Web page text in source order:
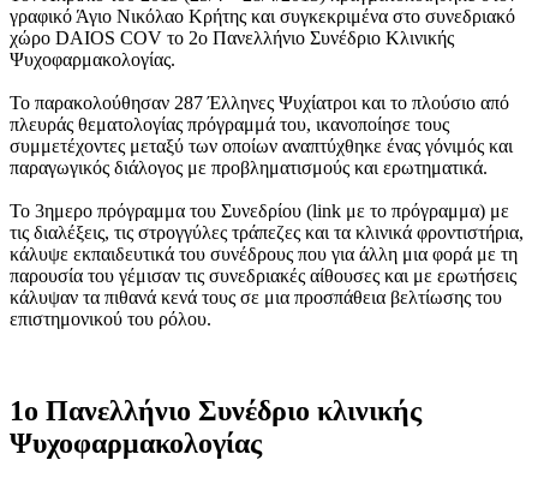
γραφικό Άγιο Νικόλαο Κρήτης και συγκεκριμένα στο συνεδριακό
χώρο DAIOS COV το 2ο Πανελλήνιο Συνέδριο Κλινικής
Ψυχοφαρμακολογίας.
Το παρακολούθησαν 287 Έλληνες Ψυχίατροι και το πλούσιο από
πλευράς θεματολογίας πρόγραμμά του, ικανοποίησε τους
συμμετέχοντες μεταξύ των οποίων αναπτύχθηκε ένας γόνιμός και
παραγωγικός διάλογος με προβληματισμούς και ερωτηματικά.
Το 3ημερο πρόγραμμα του Συνεδρίου (link με το πρόγραμμα) με
τις διαλέξεις, τις στρογγύλες τράπεζες και τα κλινικά φροντιστήρια,
κάλυψε εκπαιδευτικά του συνέδρους που για άλλη μια φορά με τη
παρουσία του γέμισαν τις συνεδριακές αίθουσες και με ερωτήσεις
κάλυψαν τα πιθανά κενά τους σε μια προσπάθεια βελτίωσης του
επιστημονικού του ρόλου.
1ο Πανελλήνιο Συνέδριο κλινικής
Ψυχοφαρμακολογίας